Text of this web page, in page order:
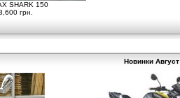
SHARK 150
грн.
Новинки Август